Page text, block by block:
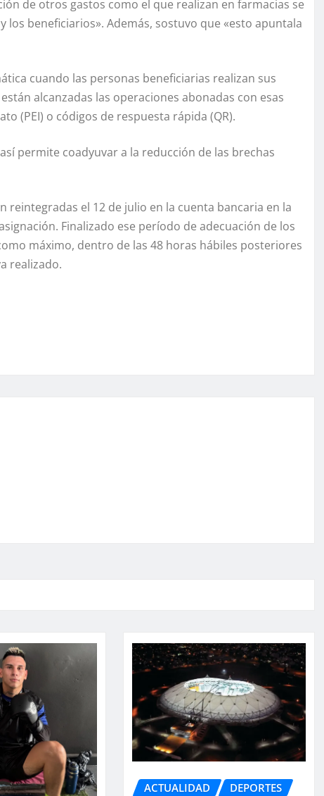
de otros gastos como el que realizan en farmacias se
beneficiarios». Además, sostuvo que «esto apuntala
cuando las personas beneficiarias realizan sus
alcanzadas las operaciones abonadas con esas
(PEI) o códigos de respuesta rápida (QR).
permite coadyuvar a la reducción de las brechas
reintegradas el 12 de julio en la cuenta bancaria en la
Finalizado ese período de adecuación de los
máximo, dentro de las 48 horas hábiles posteriores
realizado.
ACTUALIDAD
DEPORTES